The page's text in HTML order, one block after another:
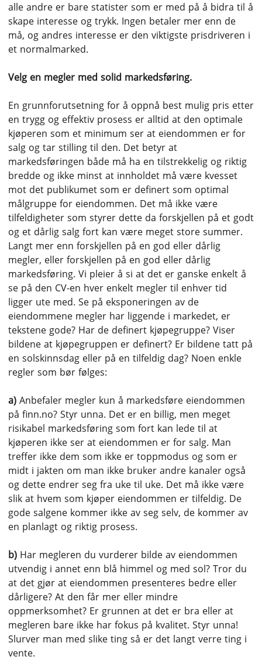
alle andre er bare statister som er med på å bidra til å
skape interesse og trykk. Ingen betaler mer enn de
må, og andres interesse er den viktigste prisdriveren i
et normalmarked.
Velg en megler med solid markedsføring.
En grunnforutsetning for å oppnå best mulig pris etter
en trygg og effektiv prosess er alltid at den optimale
kjøperen som et minimum ser at eiendommen er for
salg og tar stilling til den. Det betyr at
markedsføringen både må ha en tilstrekkelig og riktig
bredde og ikke minst at innholdet må være kvesset
mot det publikumet som er definert som optimal
målgruppe for eiendommen. Det må ikke være
tilfeldigheter som styrer dette da forskjellen på et godt
og et dårlig salg fort kan være meget store summer.
Langt mer enn forskjellen på en god eller dårlig
megler, eller forskjellen på en god eller dårlig
markedsføring. Vi pleier å si at det er ganske enkelt å
se på den CV-en hver enkelt megler til enhver tid
ligger ute med. Se på eksponeringen av de
eiendommene megler har liggende i markedet, er
tekstene gode? Har de definert kjøpegruppe? Viser
bildene at kjøpegruppen er definert? Er bildene tatt på
en solskinnsdag eller på en tilfeldig dag? Noen enkle
regler som bør følges:
a) Anbefaler megler kun å markedsføre eiendommen
på finn.no? Styr unna. Det er en billig, men meget
risikabel markedsføring som fort kan lede til at
kjøperen ikke ser at eiendommen er for salg. Man
treffer ikke dem som ikke er toppmodus og som er
midt i jakten om man ikke bruker andre kanaler også
og dette endrer seg fra uke til uke. Det må ikke være
slik at hvem som kjøper eiendommen er tilfeldig. De
gode salgene kommer ikke av seg selv, de kommer av
en planlagt og riktig prosess.
b) Har megleren du vurderer bilde av eiendommen
utvendig i annet enn blå himmel og med sol? Tror du
at det gjør at eiendommen presenteres bedre eller
dårligere? At den får mer eller mindre
oppmerksomhet? Er grunnen at det er bra eller at
megleren bare ikke har fokus på kvalitet. Styr unna!
Slurver man med slike ting så er det langt verre ting i
vente.